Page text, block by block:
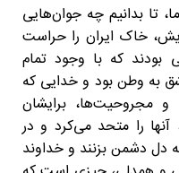
تا بدانیم چه جوان‌هایی
خاک ایران را حراست
بودند که با وجود تمام
به وطن بود و خدایی که
و مجروحیت‌ها، برایشان
را متحد می‌کرد و در
دل دشمن بزنند و خداوند